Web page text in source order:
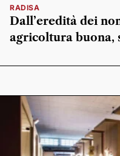
RADISA
Dall’eredità dei
agricoltura buona,